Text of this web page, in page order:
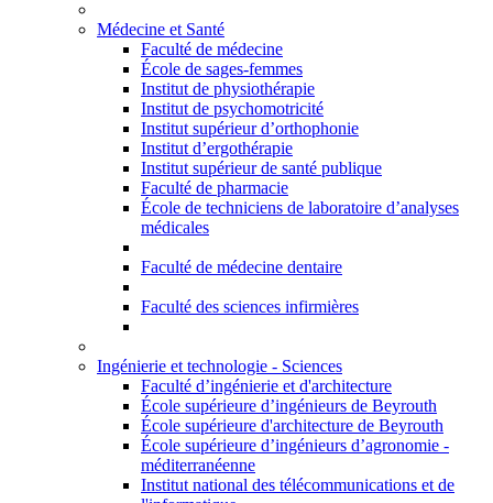
Médecine et Santé
Faculté de médecine
École de sages-femmes
Institut de physiothérapie
Institut de psychomotricité
Institut supérieur d’orthophonie
Institut d’ergothérapie
Institut supérieur de santé publique
Faculté de pharmacie
École de techniciens de laboratoire d’analyses
médicales
Faculté de médecine dentaire
Faculté des sciences infirmières
Ingénierie et technologie - Sciences
Faculté d’ingénierie et d'architecture
École supérieure d’ingénieurs de Beyrouth
École supérieure d'architecture de Beyrouth
École supérieure d’ingénieurs d’agronomie -
méditerranéenne
Institut national des télécommunications et de